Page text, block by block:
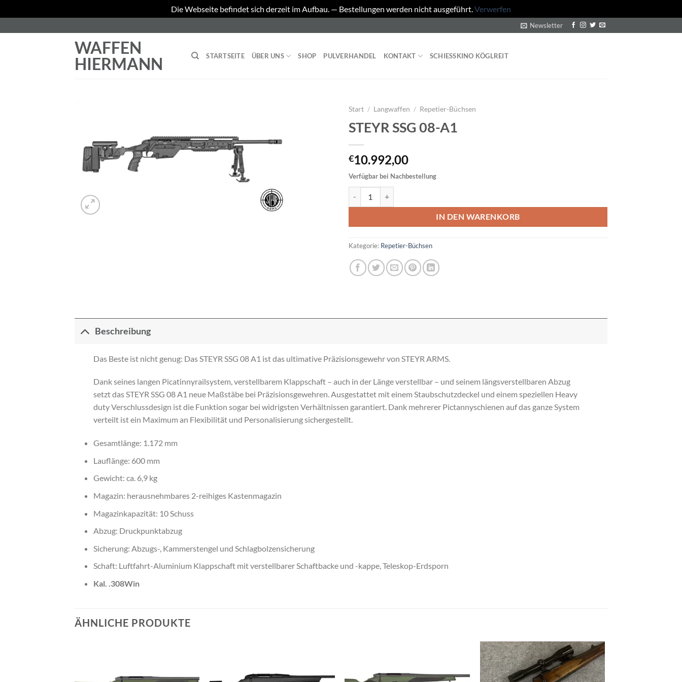
Die Webseite befindet sich derzeit im Aufbau. — Bestellungen werden nicht ausgeführt.Verwerfen
Inhalt
Newsletter
WAFFEN
HIERMANN
STARTSEITE ÜBER UNS SHOP PULVERHANDEL KONTAKT SCHIESSKINO KÖGLREIT
Start / Langwaffen / Repetier-Büchsen
STEYR SSG 08-A1
€10.992,00
Verfügbar bei Nachbestellung
IN DEN WARENKORB
Kategorie: Repetier-Büchsen
Beschreibung
Das Beste ist nicht genug: Das STEYR SSG 08 A1 ist das ultimative Präzisionsgewehr von STEYR ARMS.
Dank seines langen Picatinnyrailsystem, verstellbarem Klappschaft – auch in der Länge verstellbar – und seinem längsverstellbaren Abzug
setzt das STEYR SSG 08 A1 neue Maßstäbe bei Präzisionsgewehren. Ausgestattet mit einem Staubschutzdeckel und einem speziellen Heavy
duty Verschlussdesign ist die Funktion sogar bei widrigsten Verhältnissen garantiert. Dank mehrerer Pictannyschienen auf das ganze System
verteilt ist ein Maximum an Flexibilität und Personalisierung sichergestellt.
Gesamtlänge: 1.172 mm
Lauflänge: 600 mm
Gewicht: ca. 6,9 kg
Magazin: herausnehmbares 2-reihiges Kastenmagazin
Magazinkapazität: 10 Schuss
Abzug: Druckpunktabzug
Sicherung: Abzugs-, Kammerstengel und Schlagbolzensicherung
Schaft: Luftfahrt-Aluminium Klappschaft mit verstellbarer Schaftbacke und -kappe, Teleskop-Erdsporn
Kal. .308Win
ÄHNLICHE PRODUKTE